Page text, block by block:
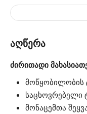
აღწერა
ძირითადი
მოწყობილობის
საცხოვრებელი
მონაცემთა